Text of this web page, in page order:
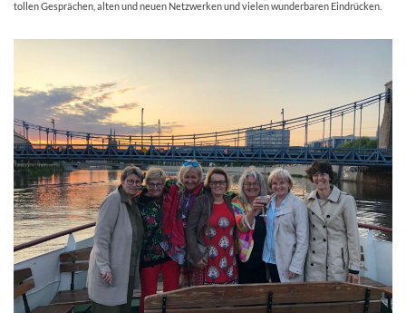
tollen Gesprächen, alten und neuen Netzwerken und vielen wunderbaren Eindrücken.